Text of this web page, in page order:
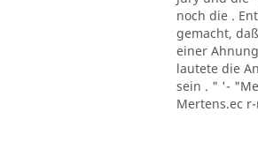
noch die .
gemacht,
einer
lautete die
sein . " '-
Mertens.ec